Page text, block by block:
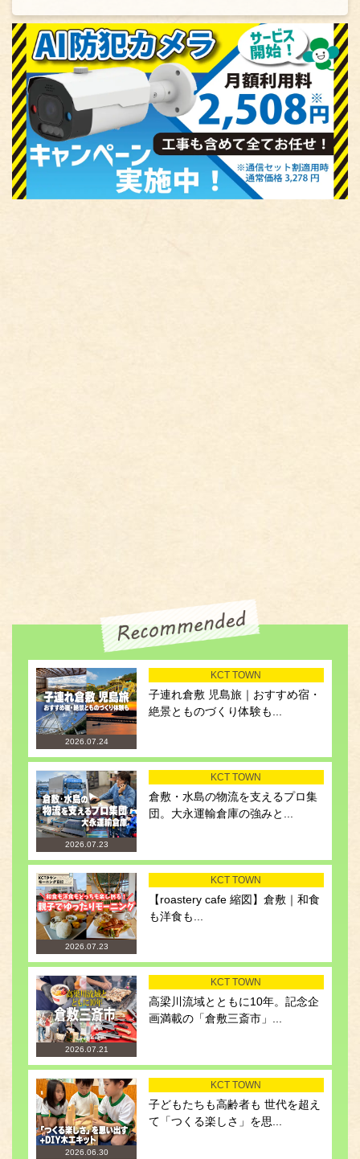
2026.07.24
KCT TOWN
子連れ倉敷 児島旅｜おすすめ宿・
絶景とものづくり体験も...
2026.07.23
KCT TOWN
倉敷・水島の物流を支えるプロ集
団。大永運輸倉庫の強みと...
2026.07.23
KCT TOWN
【roastery cafe 縮図】倉敷｜和食
も洋食も...
2026.07.21
KCT TOWN
高梁川流域とともに10年。記念企
画満載の「倉敷三斎市」...
2026.06.30
KCT TOWN
子どもたちも高齢者も 世代を超え
て「つくる楽しさ」を思...